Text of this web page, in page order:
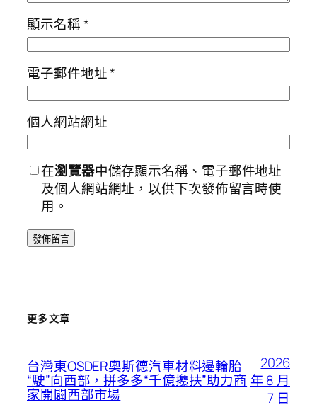
顯示名稱*
電子郵件地址*
個人網站網址
在瀏覽器中儲存顯示名稱、電子郵件地址
及個人網站網址，以供下次發佈留言時使
用。
更多文章
台灣東OSDER奧斯德汽車材料邊輪胎
“駛”向西部，拼多多“千億攙扶”助力商
家開闢西部市場
2026
年 8 月
7 日